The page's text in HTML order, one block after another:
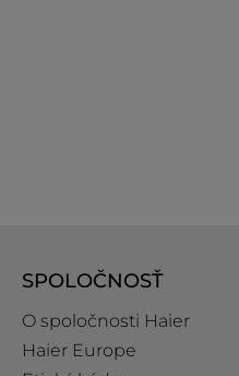
SPOLOČNOSŤ
O spoločnosti Haier
Haier Europe